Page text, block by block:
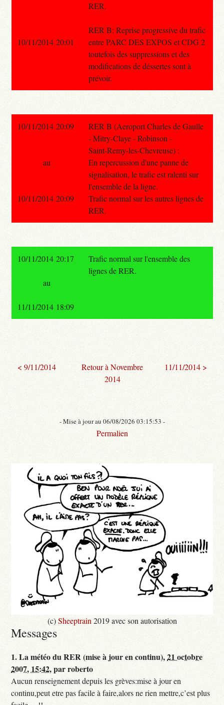
RER.
RER B: Reprise progressive du trafic
entre PARC DES EXPOS et CDG 2
toutefois des suppressions et des
modifications de déssertes sont à
prévoir.
10/11/2014 20:01
10/11/2014 20:09
RER B (Aeroport Charles de Gaulle
- Mitry-Claye - Robinson -
Saint-Remy-les-Chevreuse) :
En repercussion d'une panne de
signalisation, le trafic est ralenti sur
l'ensemble de la ligne.
Trafic normal sur les autres lignes de
RER.
au
10/11/2014 20:09
10/11/2014 20:17
Trafic normal sur l'ensemble des
lignes de RER.
au
11/11/2014 18:09
< 9/11/2014
Retour à Novembre
2014
11/11/2014 >
- Mise à jour au 06/08/2026 03:15:53 -
Permalien
(c)Sheeptrain 2019 avec son autorisation
Messages
1.La météo du RER (mise à jour en continu),21 octobre
2007, 15:42,parroberto
Aucun renseignement depuis les grèves:mise à jour en
continu,peut etre pas facile à faire,alors ne rien mettre,c’est plus